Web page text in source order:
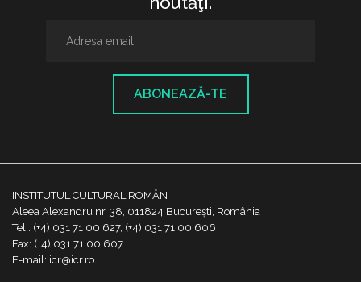
ABONEAZĂ-TE
INSTITUTUL CULTURAL ROMÂN
Aleea Alexandru nr. 38, 011824 București, România
Tel.: (+4) 031 71 00 627, (+4) 031 71 00 606
Fax: (+4) 031 71 00 607
E-mail: icr@icr.ro